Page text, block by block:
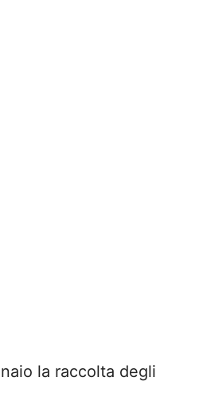
la raccolta degli